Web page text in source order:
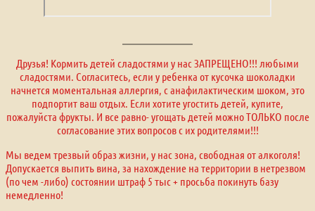
Друзья! Кормить детей сладостями у нас ЗАПРЕЩЕНО!!! любыми
сладостями. Согласитесь, если у ребенка от кусочка шоколадки
начнется моментальная аллергия, с анафилактическим шоком, это
подпортит ваш отдых. Если хотите угостить детей, купите,
пожалуйста фрукты. И все равно- угощать детей можно ТОЛЬКО после
согласование этих вопросов с их родителями!!!
Мы ведем трезвый образ жизни, у нас зона, свободная от алкоголя!
Допускается выпить вина, за нахождение на территории в нетрезвом
(по чем -либо) состоянии штраф 5 тыс + просьба покинуть базу
немедленно!